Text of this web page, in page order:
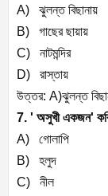
A) ঝুলন্ত বিছানায়
B) গাছের ছায়ায়
C) নাটমন্দির
D) রাস্তায়
উত্তর: A)ঝুলন্ত
7. ' অসুখী একজন'
A) গোলাপি
B) হলুদ
C) নীল